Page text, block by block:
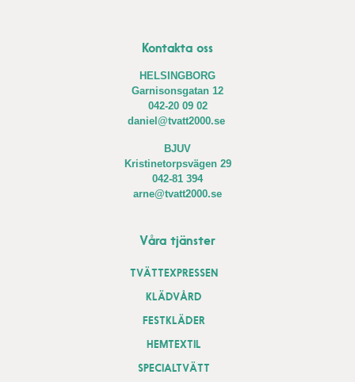
Kontakta oss
HELSINGBORG
Garnisonsgatan 12
042-20 09 02
daniel@tvatt2000.se
BJUV
Kristinetorpsvägen 29
042-81 394
arne@tvatt2000.se
Våra tjänster
TVÄTTEXPRESSEN
KLÄDVÅRD
FESTKLÄDER
HEMTEXTIL
SPECIALTVÄTT